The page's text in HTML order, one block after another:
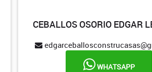
CEBALLOS OSORIO EDGAR
WHATSAPP